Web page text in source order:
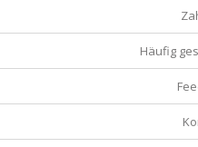
Häufig